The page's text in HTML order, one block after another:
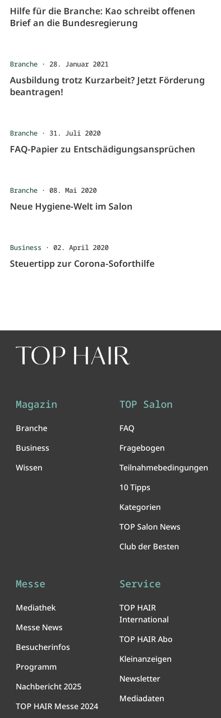
Hilfe für die Branche: Kao schreibt offenen
Brief an die Bundesregierung
Branche · 28. Januar 2021
Ausbildung trotz Kurzarbeit? Jetzt Förderung
beantragen!
Branche · 31. Juli 2020
FAQ-Papier zu Entschädigungsansprüchen
Branche · 08. Mai 2020
Neue Hygiene-Welt im Salon
Business · 02. April 2020
Steuertipp zur Corona-Soforthilfe
Magazin
Branche
Business
Wissen
TOP Salon
FAQ
Fragebogen
Teilnahmebedingungen
10 Tipps
Kategorien
TOP Salon News
Club der Besten
Messe
Mediathek
Messe News
Besucherinfos
Programm
Nachbericht 2025
TOP HAIR Messe 2024
Service
TOP HAIR
International
TOP HAIR Abo
Kleinanzeigen
Newsletter
Mediadaten